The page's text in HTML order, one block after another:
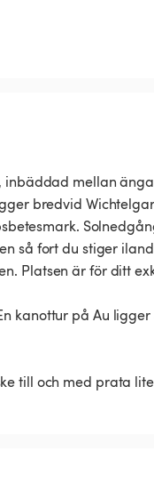
mellan
bredvid
så fort du stiger
Platsen är för ditt
kanottur på Au
till och med prata